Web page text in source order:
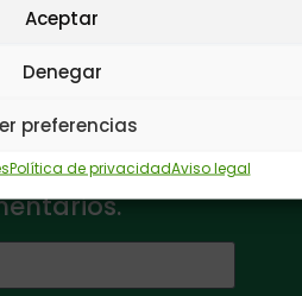
Aceptar
Denegar
preferencias
Política de privacidadAviso legal
tus